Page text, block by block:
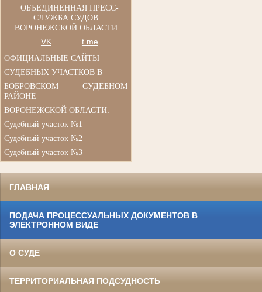
ОБЪЕДИНЕННАЯ ПРЕСС-
СЛУЖБА СУДОВ
ВОРОНЕЖСКОЙ ОБЛАСТИ
VK t.me
ОФИЦИАЛЬНЫЕ САЙТЫ
СУДЕБНЫХ УЧАСТКОВ В
БОБРОВСКОМ СУДЕБНОМ
РАЙОНЕ
ВОРОНЕЖСКОЙ ОБЛАСТИ:
Судебный участок №1
Судебный участок №2
Судебный участок №3
ГЛАВНАЯ
ПОДАЧА ПРОЦЕССУАЛЬНЫХ ДОКУМЕНТОВ В
ЭЛЕКТРОННОМ ВИДЕ
О СУДЕ
ТЕРРИТОРИАЛЬНАЯ ПОДСУДНОСТЬ